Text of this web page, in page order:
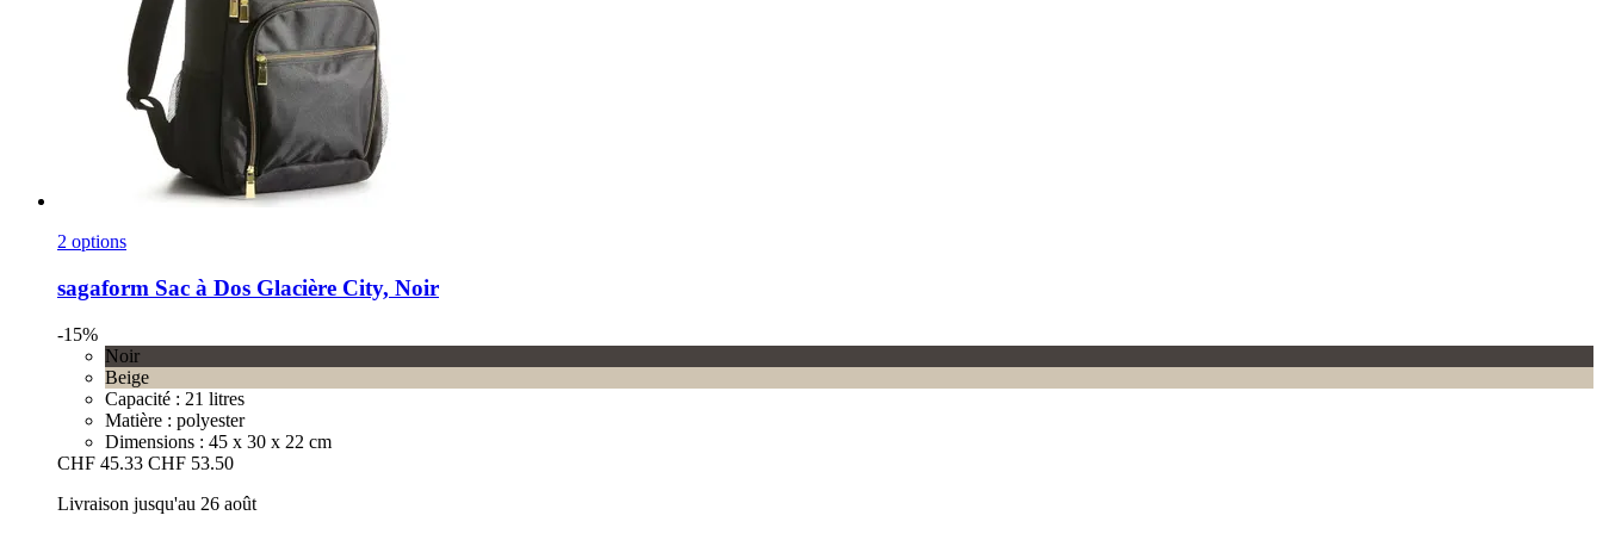
2 options
sagaform Sac à Dos Glacière City, Noir
-15%
Noir
Beige
Capacité : 21 litres
Matière : polyester
Dimensions : 45 x 30 x 22 cm
CHF 45.33 CHF 53.50
Livraison jusqu'au 26 août